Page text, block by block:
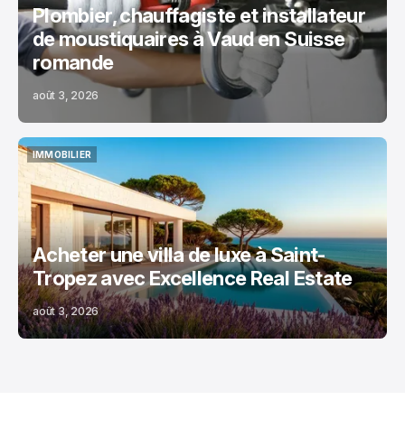
Plombier, chauffagiste et installateur
de moustiquaires à Vaud en Suisse
romande
août 3, 2026
IMMOBILIER
IMMOBILIER
Acheter une villa de luxe à Saint-
Tropez avec Excellence Real Estate
août 3, 2026